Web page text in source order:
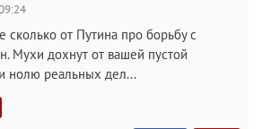
сколько от Путина про борьбу с
Мухи дохнут от вашей пустой
нолю реальных дел...